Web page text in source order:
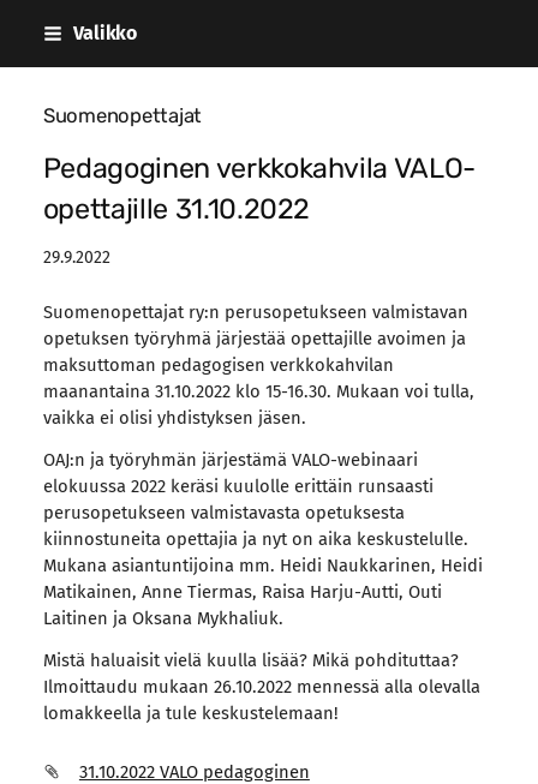
Siirry
Valikko
Suomenopettajat
Pedagoginen verkkokahvila VALO-
opettajille 31.10.2022
29.9.2022
Suomenopettajat ry:n perusopetukseen valmistavan
opetuksen työryhmä järjestää opettajille avoimen ja
maksuttoman pedagogisen verkkokahvilan
maanantaina 31.10.2022 klo 15-16.30. Mukaan voi tulla,
vaikka ei olisi yhdistyksen jäsen.
OAJ:n ja työryhmän järjestämä VALO-webinaari
elokuussa 2022 keräsi kuulolle erittäin runsaasti
perusopetukseen valmistavasta opetuksesta
kiinnostuneita opettajia ja nyt on aika keskustelulle.
Mukana asiantuntijoina mm. Heidi Naukkarinen, Heidi
Matikainen, Anne Tiermas, Raisa Harju-Autti, Outi
Laitinen ja Oksana Mykhaliuk.
Mistä haluaisit vielä kuulla lisää? Mikä pohdituttaa?
Ilmoittaudu mukaan 26.10.2022 mennessä alla olevalla
lomakkeella ja tule keskustelemaan!
31.10.2022 VALO pedagoginen